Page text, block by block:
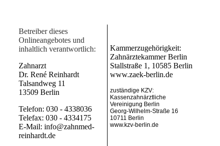
Betreiber dieses
Onlineangebotes und
inhaltlich verantwortlich:
Zahnarzt
Dr. René Reinhardt
Talsandweg 11
13509 Berlin
Telefon: 030 - 4338036
Telefax: 030 - 4334175
E-Mail: info@zahnmed-
reinhardt.de
Kammerzugehörigkeit:
Zahnärztekammer Berlin
Stallstraße 1, 10585 Berlin
www.zaek-berlin.de
zuständige KZV:
Kassenzahnärztliche
Vereinigung Berlin
Georg-Wilhelm-Straße 16
10711 Berlin
www.kzv-berlin.de